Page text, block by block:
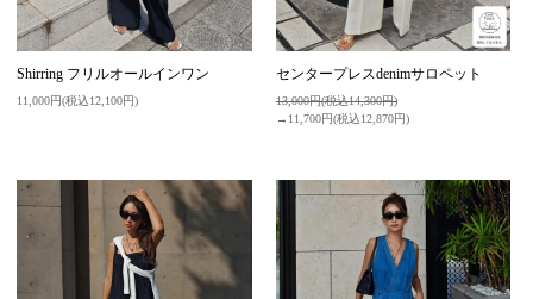
Shirring フリルオールインワン
11,000円(税込12,100円)
センタープレスdenimサロペット
13,000円(税込14,300円)
→11,700円(税込12,870円)